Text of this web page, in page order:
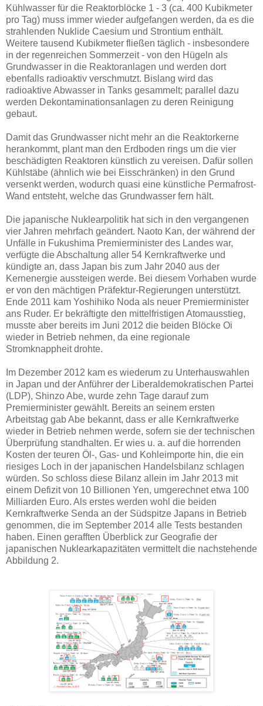
Kühlwasser für die Reaktorblöcke 1 - 3 (ca. 400 Kubikmeter
pro Tag) muss immer wieder aufgefangen werden, da es die
strahlenden Nuklide Caesium und Strontium enthält.
Weitere tausend Kubikmeter fließen täglich - insbesondere
in der regenreichen Sommerzeit - von den Hügeln als
Grundwasser in die Reaktoranlagen und werden dort
ebenfalls radioaktiv verschmutzt. Bislang wird das
radioaktive Abwasser in Tanks gesammelt; parallel dazu
werden Dekontaminationsanlagen zu deren Reinigung
gebaut.
Damit das Grundwasser nicht mehr an die Reaktorkerne
herankommt, plant man den Erdboden rings um die vier
beschädigten Reaktoren künstlich zu vereisen. Dafür sollen
Kühlstäbe (ähnlich wie bei Eisschränken) in den Grund
versenkt werden, wodurch quasi eine künstliche Permafrost-
Wand entsteht, welche das Grundwasser fern hält.
Die japanische Nuklearpolitik hat sich in den vergangenen
vier Jahren mehrfach geändert. Naoto Kan, der während der
Unfälle in Fukushima Premierminister des Landes war,
verfügte die Abschaltung aller 54 Kernkraftwerke und
kündigte an, dass Japan bis zum Jahr 2040 aus der
Kernenergie aussteigen werde. Bei diesem Vorhaben wurde
er von den mächtigen Präfektur-Regierungen unterstützt.
Ende 2011 kam Yoshihiko Noda als neuer Premierminister
ans Ruder. Er bekräftigte den mittelfristigen Atomausstieg,
musste aber bereits im Juni 2012 die beiden Blöcke Oi
wieder in Betrieb nehmen, da eine regionale
Stromknappheit drohte.
Im Dezember 2012 kam es wiederum zu Unterhauswahlen
in Japan und der Anführer der Liberaldemokratischen Partei
(LDP), Shinzo Abe, wurde zehn Tage darauf zum
Premierminister gewählt. Bereits an seinem ersten
Arbeitstag gab Abe bekannt, dass er alle Kernkraftwerke
wieder in Betrieb nehmen werde, sofern sie der technischen
Überprüfung standhalten. Er wies u. a. auf die horrenden
Kosten der teuren Öl-, Gas- und Kohleimporte hin, die ein
riesiges Loch in der japanischen Handelsbilanz schlagen
würden. So schloss diese Bilanz allein im Jahr 2013 mit
einem Defizit von 10 Billionen Yen, umgerechnet etwa 100
Milliarden Euro. Als erstes werden wohl die beiden
Kernkraftwerke Senda an der Südspitze Japans in Betrieb
genommen, die im September 2014 alle Tests bestanden
haben. Einen gerafften Überblick zur Geografie der
japanischen Nuklearkapazitäten vermittelt die nachstehende
Abbildung 2.